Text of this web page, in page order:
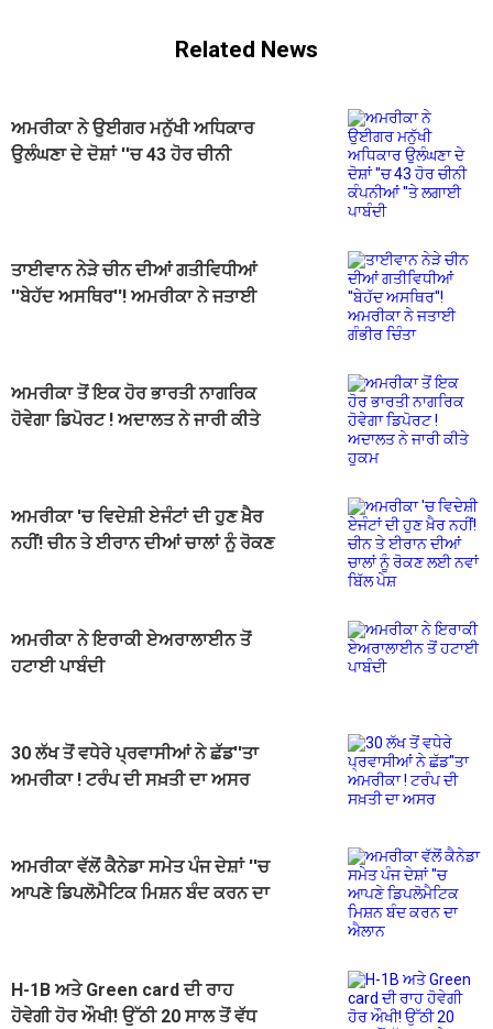
Related News
ਅਮਰੀਕਾ ਨੇ ਉਈਗਰ ਮਨੁੱਖੀ ਅਧਿਕਾਰ
ਉਲੰਘਣਾ ਦੇ ਦੋਸ਼ਾਂ ''ਚ 43 ਹੋਰ ਚੀਨੀ
ਤਾਈਵਾਨ ਨੇੜੇ ਚੀਨ ਦੀਆਂ ਗਤੀਵਿਧੀਆਂ
''ਬੇਹੱਦ ਅਸਥਿਰ''! ਅਮਰੀਕਾ ਨੇ ਜਤਾਈ
ਅਮਰੀਕਾ ਤੋਂ ਇਕ ਹੋਰ ਭਾਰਤੀ ਨਾਗਰਿਕ
ਹੋਵੇਗਾ ਡਿਪੋਰਟ ! ਅਦਾਲਤ ਨੇ ਜਾਰੀ ਕੀਤੇ
ਅਮਰੀਕਾ 'ਚ ਵਿਦੇਸ਼ੀ ਏਜੰਟਾਂ ਦੀ ਹੁਣ ਖ਼ੈਰ
ਨਹੀਂ! ਚੀਨ ਤੇ ਈਰਾਨ ਦੀਆਂ ਚਾਲਾਂ ਨੂੰ ਰੋਕਣ
ਅਮਰੀਕਾ ਨੇ ਇਰਾਕੀ ਏਅਰਾਲਾਈਨ ਤੋਂ
ਹਟਾਈ ਪਾਬੰਦੀ
30 ਲੱਖ ਤੋਂ ਵਧੇਰੇ ਪ੍ਰਵਾਸੀਆਂ ਨੇ ਛੱਡ''ਤਾ
ਅਮਰੀਕਾ ! ਟਰੰਪ ਦੀ ਸਖ਼ਤੀ ਦਾ ਅਸਰ
ਅਮਰੀਕਾ ਵੱਲੋਂ ਕੈਨੇਡਾ ਸਮੇਤ ਪੰਜ ਦੇਸ਼ਾਂ ''ਚ
ਆਪਣੇ ਡਿਪਲੋਮੈਟਿਕ ਮਿਸ਼ਨ ਬੰਦ ਕਰਨ ਦਾ
H-1B ਅਤੇ Green card ਦੀ ਰਾਹ
ਹੋਵੇਗੀ ਹੋਰ ਔਖੀ! ਉੱਠੀ 20 ਸਾਲ ਤੋਂ ਵੱਧ